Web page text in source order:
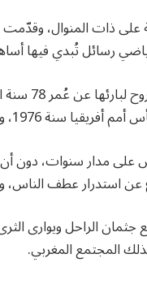
على ذات المنوال، وقدّمت
رسائل تُبدي فيها
وطبع
اللقب الوحيد المُحقّق في هذا الصِّنف.
مدار سنوات، دون أن
عن استدرار عطف الناس،
جثمان الراحل ويوارى
المجتمع المغربي.